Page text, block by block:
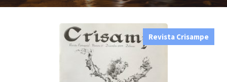
c
Revista Crisampe